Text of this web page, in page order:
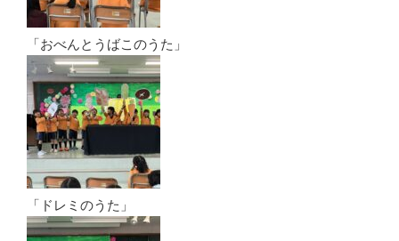
「おべんとうばこのうた」
「ドレミのうた」